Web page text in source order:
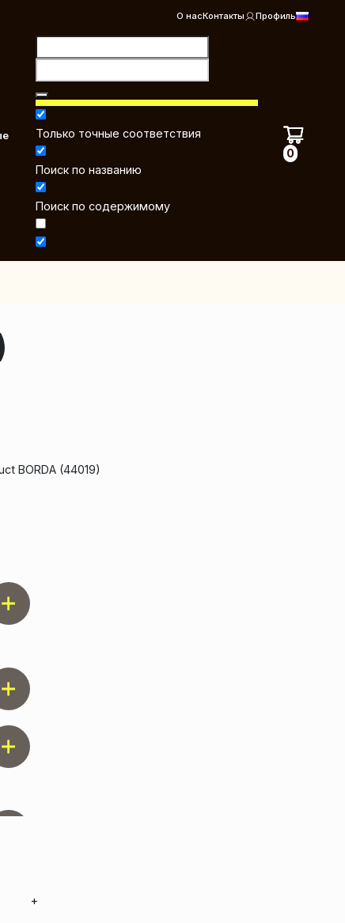
О насКонтакты Профиль
Только точные соответствия
Поиск по названию
Поиск по содержимому
0
BORDA (44019)
+